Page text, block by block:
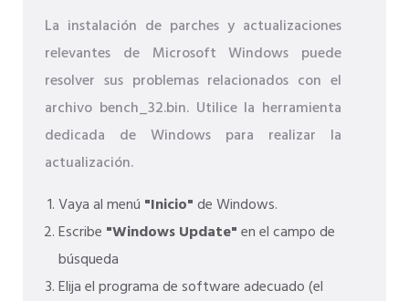
La instalación de parches y actualizaciones
relevantes de Microsoft Windows puede
resolver sus problemas relacionados con el
archivo bench_32.bin. Utilice la herramienta
dedicada de Windows para realizar la
actualización.
Vaya al menú "Inicio"de Windows.
Escribe "Windows Update"en el campo de
búsqueda
Elija el programa de software adecuado (el